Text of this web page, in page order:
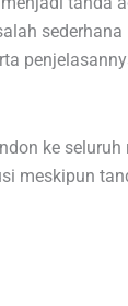
ke
meskipun